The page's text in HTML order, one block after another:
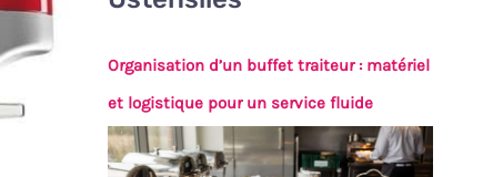
Organisation d’un buffet traiteur : matériel
et logistique pour un service fluide